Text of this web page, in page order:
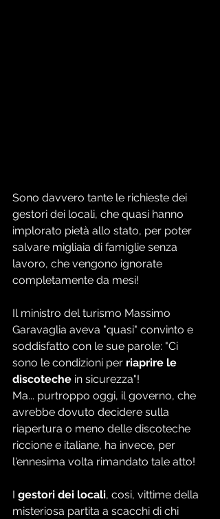
Sono davvero tante le richieste dei
gestori dei locali, che quasi hanno
implorato pietà allo stato, per poter
salvare migliaia di famiglie senza
lavoro, che vengono ignorate
completamente da mesi!
Il ministro del turismo Massimo
Garavaglia aveva "quasi" convinto e
soddisfatto con le sue parole: "Ci
sono le condizioni per riaprire le
discoteche in sicurezza"!
Ma... purtroppo oggi, il governo, che
avrebbe dovuto decidere sulla
riapertura o meno delle discoteche
riccione e italiane, ha invece, per
l'ennesima volta rimandato tale atto!
I gestori dei locali, cosi, vittime della
misteriosa partita a scacchi di chi